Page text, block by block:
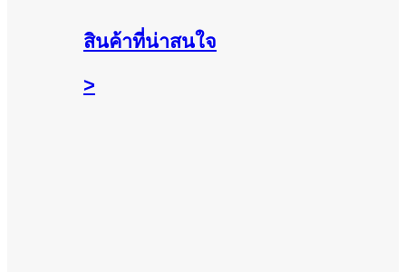
สินค้าที่น่าสนใจ
>